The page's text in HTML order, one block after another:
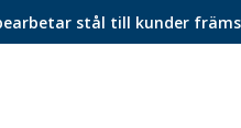
stål till kunder